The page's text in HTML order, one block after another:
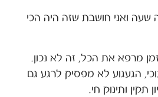
שעה ואני חושבת שזה היה הכי
מרפא את הכל, זה לא נכון.
הגעגוע לא מפסיק לרגע גם
תקין ותינוק חי.